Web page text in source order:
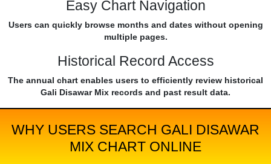
Easy Chart Navigation
Users can quickly browse months and dates without opening
multiple pages.
Historical Record Access
The annual chart enables users to efficiently review historical
Gali Disawar Mix records and past result data.
WHY USERS SEARCH GALI DISAWAR
MIX CHART ONLINE